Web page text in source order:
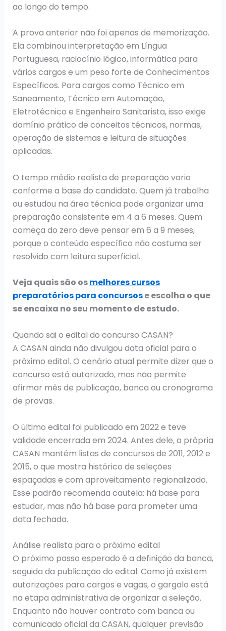
ao longo do tempo.
A prova anterior não foi apenas de memorização.
Ela combinou interpretação em Língua
Portuguesa, raciocínio lógico, informática para
vários cargos e um peso forte de Conhecimentos
Específicos. Para cargos como Técnico em
Saneamento, Técnico em Automação,
Eletrotécnico e Engenheiro Sanitarista, isso exige
domínio prático de conceitos técnicos, normas,
operação de sistemas e leitura de situações
aplicadas.
O tempo médio realista de preparação varia
conforme a base do candidato. Quem já trabalha
ou estudou na área técnica pode organizar uma
preparação consistente em 4 a 6 meses. Quem
começa do zero deve pensar em 6 a 9 meses,
porque o conteúdo específico não costuma ser
resolvido com leitura superficial.
Veja quais são osmelhores cursos
preparatórios para concursose escolha o que
se encaixa no seu momento de estudo.
Quando sai o edital do concurso CASAN?
A CASAN ainda não divulgou data oficial para o
próximo edital. O cenário atual permite dizer que o
concurso está autorizado, mas não permite
afirmar mês de publicação, banca ou cronograma
de provas.
O último edital foi publicado em 2022 e teve
validade encerrada em 2024. Antes dele, a própria
CASAN mantém listas de concursos de 2011, 2012 e
2015, o que mostra histórico de seleções
espaçadas e com aproveitamento regionalizado.
Esse padrão recomenda cautela: há base para
estudar, mas não há base para prometer uma
data fechada.
Análise realista para o próximo edital
O próximo passo esperado é a definição da banca,
seguida da publicação do edital. Como já existem
autorizações para cargos e vagas, o gargalo está
na etapa administrativa de organizar a seleção.
Enquanto não houver contrato com banca ou
comunicado oficial da CASAN, qualquer previsão